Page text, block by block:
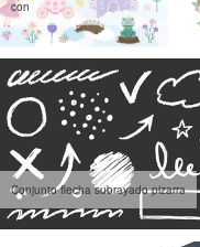
con
Conjunto flecha subrayado pizarra